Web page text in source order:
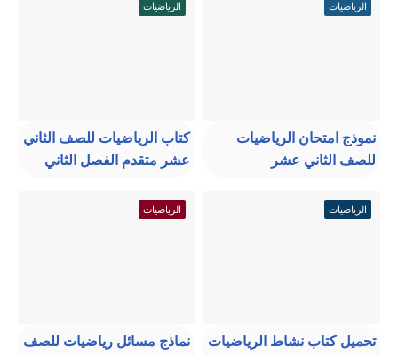
الرياضيات
نموذج امتحان الرياضيات
للصف الثاني عشر
الرياضيات
كتاب الرياضيات للصف الثاني
عشر متقدم الفصل الثاني
الرياضيات
تحميل كتاب نشاط الرياضيات
الرياضيات
نماذج مسائل رياضيات للصف